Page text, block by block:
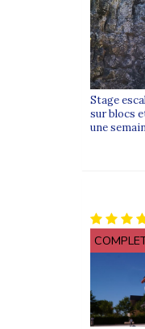
Des
Les
Été :
Hiver :
Pour un
Les
strict
La
Stage
sur blocs
une